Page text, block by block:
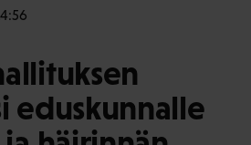
eduskunnalle